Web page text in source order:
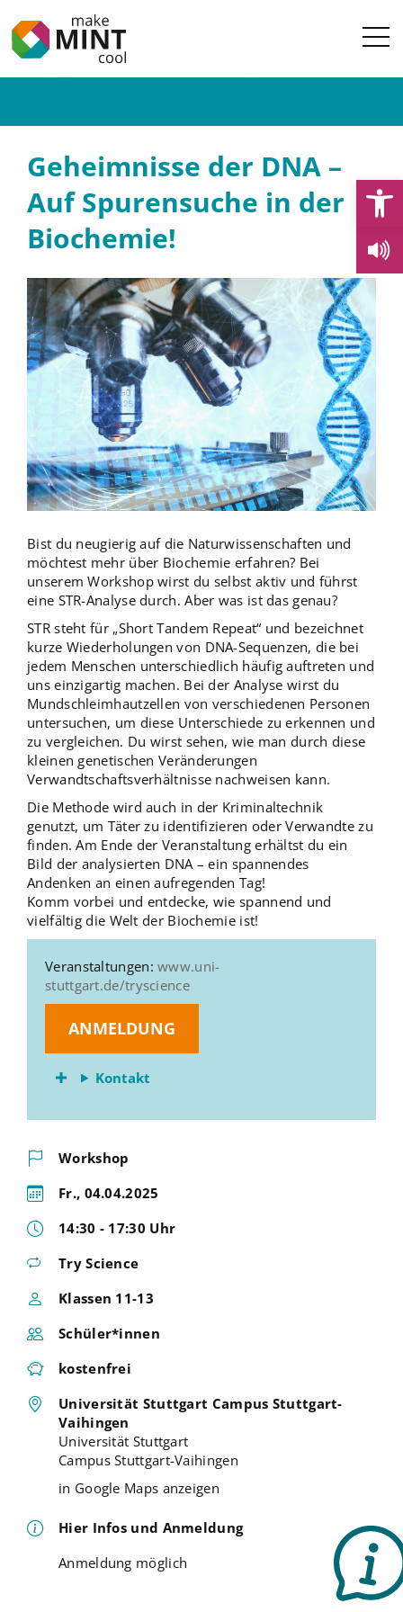
Geheimnisse der DNA –
Auf Spurensuche in der
Biochemie!
Bist du neugierig auf die Naturwissenschaften und
möchtest mehr über Biochemie erfahren? Bei
unserem Workshop wirst du selbst aktiv und führst
eine STR-Analyse durch. Aber was ist das genau?
STR steht für „Short Tandem Repeat“ und bezeichnet
kurze Wiederholungen von DNA-Sequenzen, die bei
jedem Menschen unterschiedlich häufig auftreten und
uns einzigartig machen. Bei der Analyse wirst du
Mundschleimhautzellen von verschiedenen Personen
untersuchen, um diese Unterschiede zu erkennen und
zu vergleichen. Du wirst sehen, wie man durch diese
kleinen genetischen Veränderungen
Verwandtschaftsverhältnisse nachweisen kann.
Die Methode wird auch in der Kriminaltechnik
genutzt, um Täter zu identifizieren oder Verwandte zu
finden. Am Ende der Veranstaltung erhältst du ein
Bild der analysierten DNA – ein spannendes
Andenken an einen aufregenden Tag!
Komm vorbei und entdecke, wie spannend und
vielfältig die Welt der Biochemie ist!
Veranstaltungen:www.uni-
stuttgart.de/tryscience
ANMELDUNG
Kontakt
Workshop
Fr., 04.04.2025
14:30 - 17:30 Uhr
Try Science
Klassen 11-13
Schüler*innen
kostenfrei
Universität Stuttgart Campus Stuttgart-
Vaihingen
Universität Stuttgart
Campus Stuttgart-Vaihingen
in Google Maps anzeigen
Hier Infos und Anmeldung
Anmeldung möglich